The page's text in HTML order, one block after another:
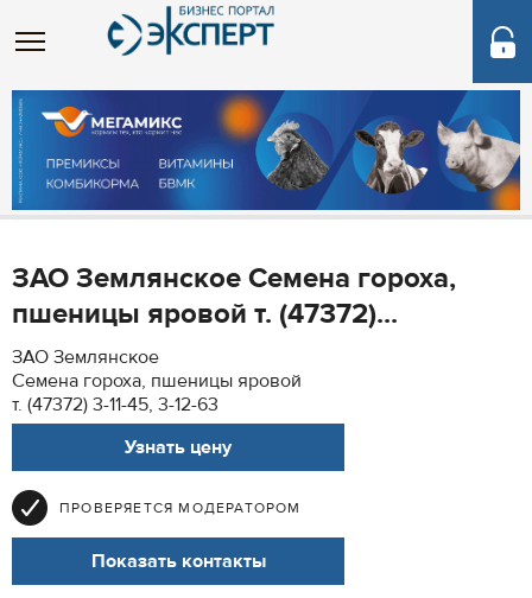
ЗАО Землянское Семена гороха,
пшеницы яровой т. (47372)...
ЗАО Землянское
Семена гороха, пшеницы яровой
т. (47372) 3-11-45, 3-12-63
Узнать цену
ПРОВЕРЯЕТСЯ МОДЕРАТОРОМ
Показать контакты